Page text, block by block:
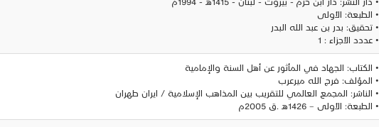
• الطبعة: الأولى
• تحقيق: بدر بن عبد الله البدر
• عددد الأجزاء : 1
• الكتاب: الجهاد في المأثور عن أهل السنة والإمامية
• المؤلف: فرج الله ميرعرب
• الناشر: المجمع العالمي للتقريب بين المذاهب الإسلامية / ايران طهران
• الطبعة: الأولى – 1426هـ .ق 2005م